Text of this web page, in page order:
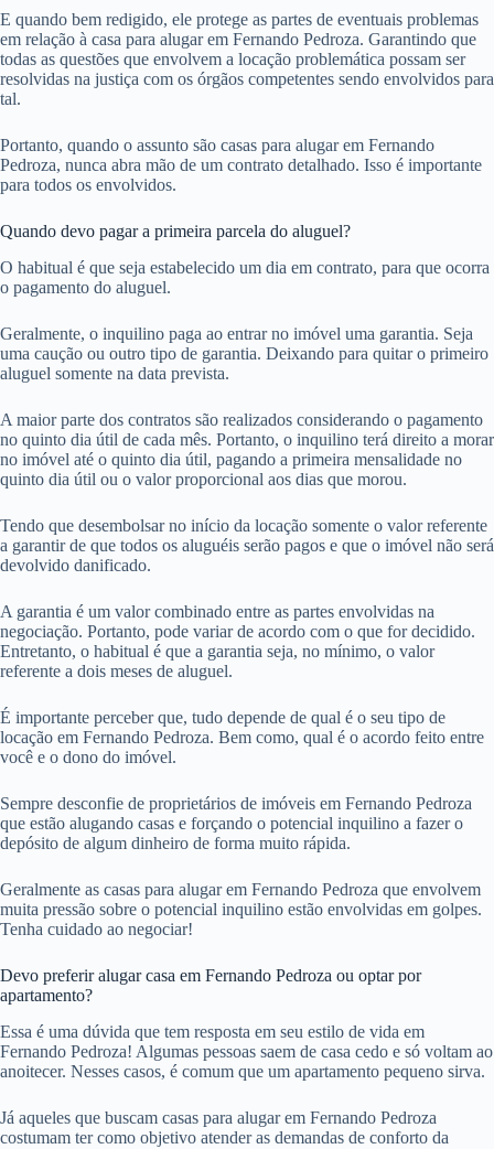
E quando bem redigido, ele protege as partes de eventuais problemas
em relação à casa para alugar em Fernando Pedroza. Garantindo que
todas as questões que envolvem a locação problemática possam ser
resolvidas na justiça com os órgãos competentes sendo envolvidos para
tal.
Portanto, quando o assunto são casas para alugar em Fernando
Pedroza, nunca abra mão de um contrato detalhado. Isso é importante
para todos os envolvidos.
Quando devo pagar a primeira parcela do aluguel?
O habitual é que seja estabelecido um dia em contrato, para que ocorra
o pagamento do aluguel.
Geralmente, o inquilino paga ao entrar no imóvel uma garantia. Seja
uma caução ou outro tipo de garantia. Deixando para quitar o primeiro
aluguel somente na data prevista.
A maior parte dos contratos são realizados considerando o pagamento
no quinto dia útil de cada mês. Portanto, o inquilino terá direito a morar
no imóvel até o quinto dia útil, pagando a primeira mensalidade no
quinto dia útil ou o valor proporcional aos dias que morou.
Tendo que desembolsar no início da locação somente o valor referente
a garantir de que todos os aluguéis serão pagos e que o imóvel não será
devolvido danificado.
A garantia é um valor combinado entre as partes envolvidas na
negociação. Portanto, pode variar de acordo com o que for decidido.
Entretanto, o habitual é que a garantia seja, no mínimo, o valor
referente a dois meses de aluguel.
É importante perceber que, tudo depende de qual é o seu tipo de
locação em Fernando Pedroza. Bem como, qual é o acordo feito entre
você e o dono do imóvel.
Sempre desconfie de proprietários de imóveis em Fernando Pedroza
que estão alugando casas e forçando o potencial inquilino a fazer o
depósito de algum dinheiro de forma muito rápida.
Geralmente as casas para alugar em Fernando Pedroza que envolvem
muita pressão sobre o potencial inquilino estão envolvidas em golpes.
Tenha cuidado ao negociar!
Devo preferir alugar casa em Fernando Pedroza ou optar por
apartamento?
Essa é uma dúvida que tem resposta em seu estilo de vida em
Fernando Pedroza! Algumas pessoas saem de casa cedo e só voltam ao
anoitecer. Nesses casos, é comum que um apartamento pequeno sirva.
Já aqueles que buscam casas para alugar em Fernando Pedroza
costumam ter como objetivo atender as demandas de conforto da